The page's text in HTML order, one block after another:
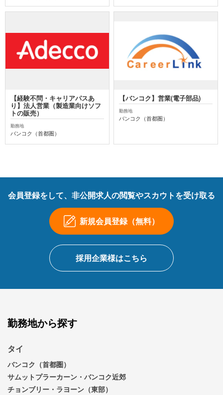
【経験不問・キャリアパスあ
り】法人営業（製造業向けソフ
トの販売）
勤務地
バンコク（首都圏）
【バンコク】営業(電子部品)
勤務地
バンコク（首都圏）
会員登録をして、非公開求人の閲覧やスカウトを受け取る
新規会員登録（無料）
採用企業様はこちら
勤務地から探す
タイ
バンコク（首都圏）
サムットプラーカーン・バンコク近郊
チョンブリー・ラヨーン（東部）